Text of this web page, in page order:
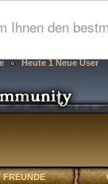
Ihnen den
Heute 1 Neue User
FREUNDE